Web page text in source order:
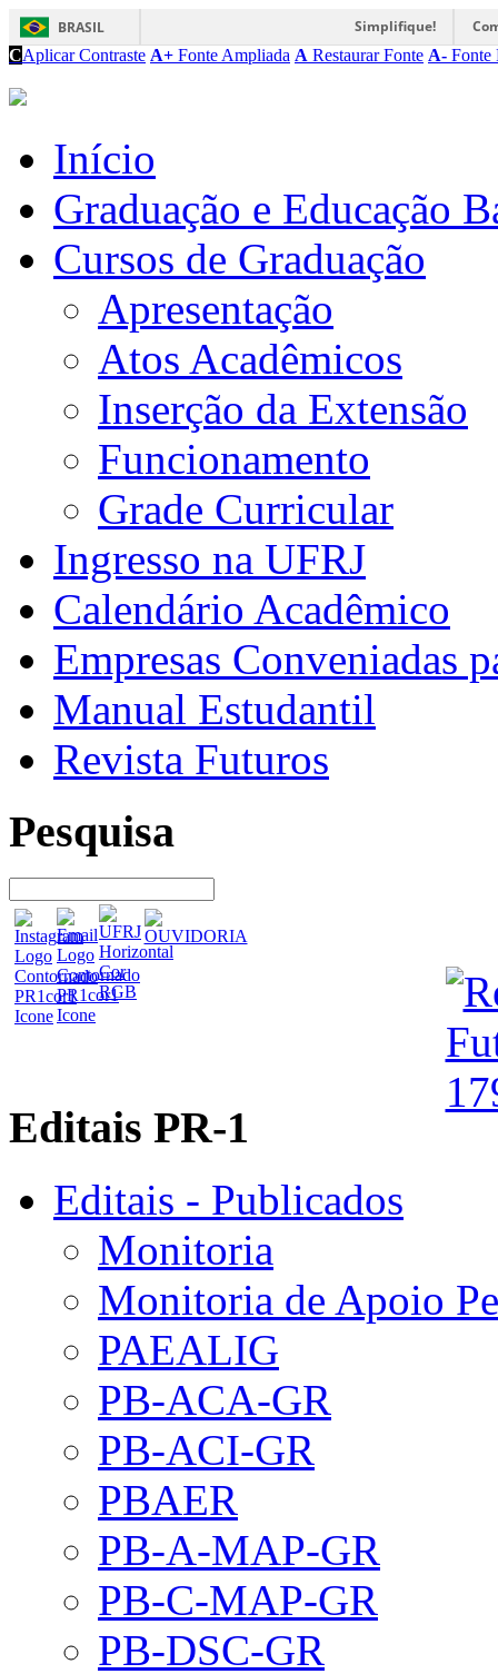
BRASIL Simplifique!
CAplicar Contraste A+ Fonte Ampliada A Restaurar Fonte A- Fonte
Início
Graduação e Educação
Cursos de Graduação
Apresentação
Atos Acadêmicos
Inserção da Extensão
Funcionamento
Grade Curricular
Ingresso na UFRJ
Calendário Acadêmico
Empresas Conveniadas
Manual Estudantil
Revista Futuros
Pesquisa
Editais PR-1
Editais - Publicados
Monitoria
Monitoria de Apoio
PAEALIG
PB-ACA-GR
PB-ACI-GR
PBAER
PB-A-MAP-GR
PB-C-MAP-GR
PB-DSC-GR